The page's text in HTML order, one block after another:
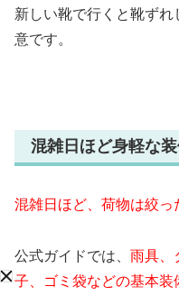
新しい靴で行くと靴ず
意です。
混雑日ほど身軽な装
混雑日ほど、荷物は絞っ
公式ガイドでは、 雨具、
子、ゴミ袋などの基本装